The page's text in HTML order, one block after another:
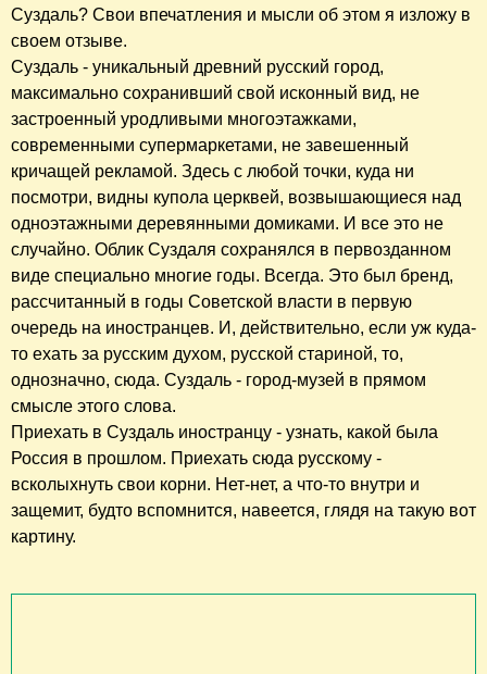
Суздаль? Свои впечатления и мысли об этом я изложу в
своем отзыве.
Суздаль - уникальный древний русский город,
максимально сохранивший свой исконный вид, не
застроенный уродливыми многоэтажками,
современными супермаркетами, не завешенный
кричащей рекламой. Здесь с любой точки, куда ни
посмотри, видны купола церквей, возвышающиеся над
одноэтажными деревянными домиками. И все это не
случайно. Облик Суздаля сохранялся в первозданном
виде специально многие годы. Всегда. Это был бренд,
рассчитанный в годы Советской власти в первую
очередь на иностранцев. И, действительно, если уж куда-
то ехать за русским духом, русской стариной, то,
однозначно, сюда. Суздаль - город-музей в прямом
смысле этого слова.
Приехать в Суздаль иностранцу - узнать, какой была
Россия в прошлом. Приехать сюда русскому -
всколыхнуть свои корни. Нет-нет, а что-то внутри и
защемит, будто вспомнится, навеется, глядя на такую вот
картину.